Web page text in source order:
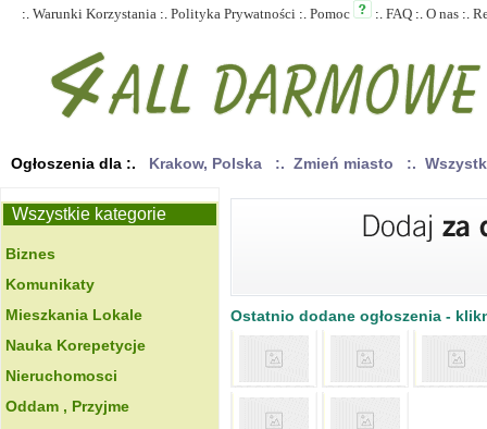
:. Warunki Korzystania :. Polityka Prywatności :. Pomoc :. FAQ :. O nas :.
Ogłoszenia dla :. Krakow, Polska :. Zmień miasto :.
Wszystkie kategorie
Biznes
Komunikaty
Mieszkania Lokale
Nauka Korepetycje
Nieruchomosci
Oddam , Przyjme
Ostatnio dodane ogłoszenia -